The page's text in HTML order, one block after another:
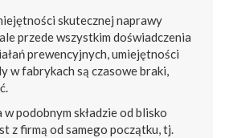
skutecznej naprawy
przede wszystkim doświadczenia
prewencyjnych, umiejętności
w fabrykach są czasowe braki,
podobnym składzie od blisko
z firmą od samego początku, tj.